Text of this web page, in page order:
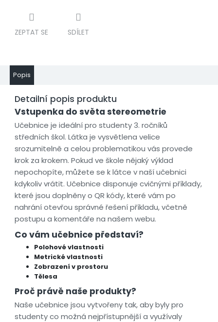
ZEPTAT SE SDÍLET
Popis
Detailní popis produktu
Vstupenka do světa stereometrie
Učebnice je ideální pro studenty 3. ročníků
středních škol. Látka je vysvětlena velice
srozumitelně a celou problematikou vás provede
krok za krokem. Pokud ve škole nějaký výklad
nepochopíte, můžete se k látce v naší učebnici
kdykoliv vrátit. Učebnice disponuje cvičnými příklady,
které jsou doplněny o QR kódy, které vám po
nahrání otevřou správné řešení příkladu, včetně
postupu a komentáře na našem webu.
Co vám učebnice představí?
Polohové vlastnosti
Metrické vlastnosti
Zobrazení v prostoru
Tělesa
Proč právě naše produkty?
Naše učebnice jsou vytvořeny tak, aby byly pro
studenty co možná nejpřístupnější a využívaly